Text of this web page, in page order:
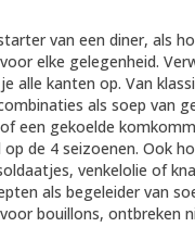
van een diner, als
elke gelegenheid.
alle kanten op. Van
als soep van
een gekoelde
op de 4 seizoenen. Ook
venkelolie of
als begeleider van
bouillons, ontbreken